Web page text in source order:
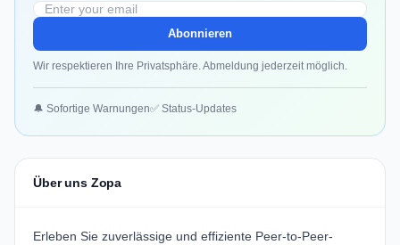
Abonnieren
Wir respektieren Ihre Privatsphäre. Abmeldung jederzeit möglich.
🔔 Sofortige Warnungen✅ Status-Updates
Über uns Zopa
Erleben Sie zuverlässige und effiziente Peer-to-Peer-